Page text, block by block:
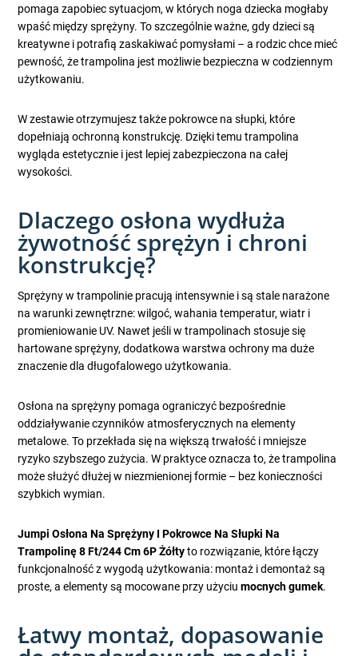
pomaga zapobiec sytuacjom, w których noga dziecka mogłaby
wpaść między sprężyny. To szczególnie ważne, gdy dzieci są
kreatywne i potrafią zaskakiwać pomysłami – a rodzic chce mieć
pewność, że trampolina jest możliwie bezpieczna w codziennym
użytkowaniu.
W zestawie otrzymujesz także pokrowce na słupki, które
dopełniają ochronną konstrukcję. Dzięki temu trampolina
wygląda estetycznie i jest lepiej zabezpieczona na całej
wysokości.
Dlaczego osłona wydłuża
żywotność sprężyn i chroni
konstrukcję?
Sprężyny w trampolinie pracują intensywnie i są stale narażone
na warunki zewnętrzne: wilgoć, wahania temperatur, wiatr i
promieniowanie UV. Nawet jeśli w trampolinach stosuje się
hartowane sprężyny, dodatkowa warstwa ochrony ma duże
znaczenie dla długofalowego użytkowania.
Osłona na sprężyny pomaga ograniczyć bezpośrednie
oddziaływanie czynników atmosferycznych na elementy
metalowe. To przekłada się na większą trwałość i mniejsze
ryzyko szybszego zużycia. W praktyce oznacza to, że trampolina
może służyć dłużej w niezmienionej formie – bez konieczności
szybkich wymian.
Jumpi Osłona Na Sprężyny I Pokrowce Na Słupki Na
Trampolinę 8 Ft/244 Cm 6P Żółtyto rozwiązanie, które łączy
funkcjonalność z wygodą użytkowania: montaż i demontaż są
proste, a elementy są mocowane przy użyciumocnych gumek.
Łatwy montaż, dopasowanie